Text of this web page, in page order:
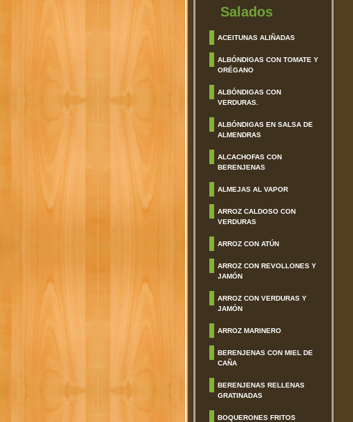
Salados
ACEITUNAS ALIÑADAS
ALBÓNDIGAS CON TOMATE Y
ORÉGANO
ALBÓNDIGAS CON
VERDURAS.
ALBÓNDIGAS EN SALSA DE
ALMENDRAS
ALCACHOFAS CON
BERENJENAS
ALMEJAS AL VAPOR
ARROZ CALDOSO CON
VERDURAS
ARROZ CON ATÚN
ARROZ CON REVOLLONES Y
JAMÓN
ARROZ CON VERDURAS Y
JAMÓN
ARROZ MARINERO
BERENJENAS CON MIEL DE
CAÑA
BERENJENAS RELLENAS
GRATINADAS
BOQUERONES FRITOS